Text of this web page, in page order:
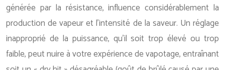
générée par la résistance, influence considérablement la
production de vapeur et l’intensité de la saveur. Un réglage
inapproprié de la puissance, qu’il soit trop élevé ou trop
faible, peut nuire à votre expérience de vapotage, entraînant